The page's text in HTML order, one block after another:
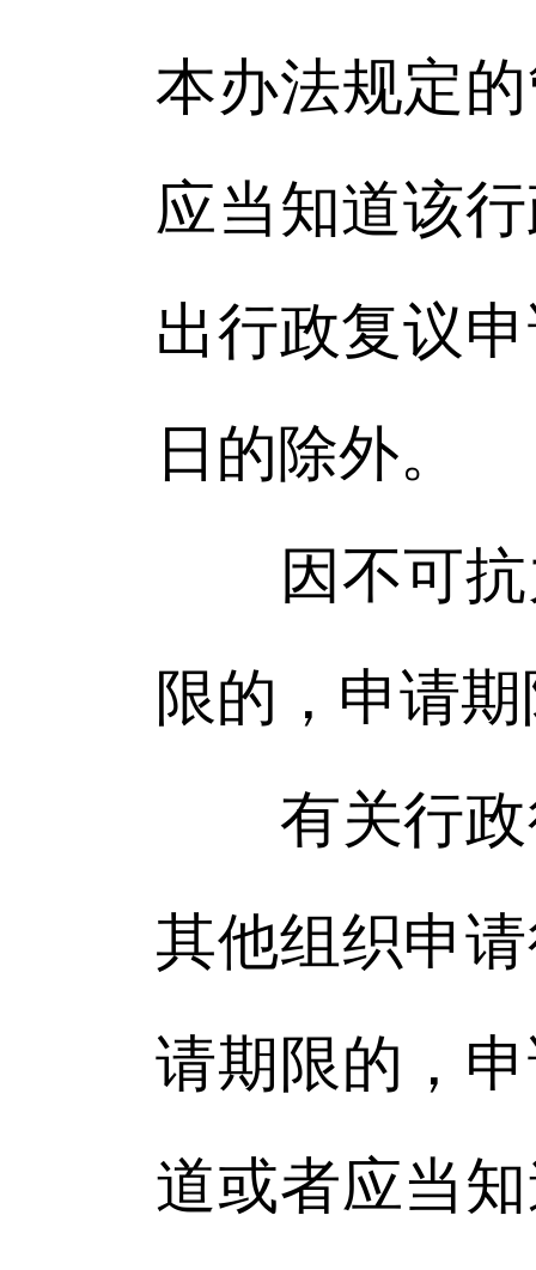
本办法规定
应当知道该
出行政复议
日的除外。
因不可抗
限的，申请
有关行政
其他组织申
请期限的，
道或者应当